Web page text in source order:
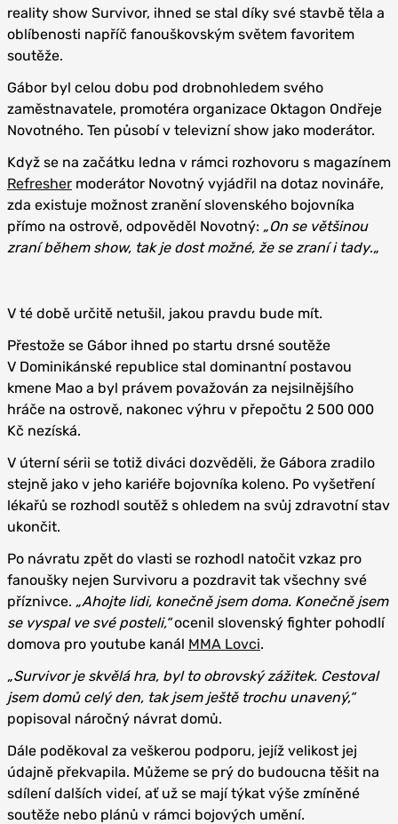
reality show Survivor, ihned se stal díky své stavbě těla a
oblíbenosti napříč fanouškovským světem favoritem
soutěže.
Gábor byl celou dobu pod drobnohledem svého
zaměstnavatele, promotéra organizace Oktagon Ondřeje
Novotného. Ten působí v televizní show jako moderátor.
Když se na začátku ledna v rámci rozhovoru s magazínem
Refresher moderátor Novotný vyjádřil na dotaz novináře,
zda existuje možnost zranění slovenského bojovníka
přímo na ostrově, odpověděl Novotný: „On se většinou
zraní během show, tak je dost možné, že se zraní i tady.„
V té době určitě netušil, jakou pravdu bude mít.
Přestože se Gábor ihned po startu drsné soutěže
V Dominikánské republice stal dominantní postavou
kmene Mao a byl právem považován za nejsilnějšího
hráče na ostrově, nakonec výhru v přepočtu 2 500 000
Kč nezíská.
V úterní sérii se totiž diváci dozvěděli, že Gábora zradilo
stejně jako v jeho kariéře bojovníka koleno. Po vyšetření
lékařů se rozhodl soutěž s ohledem na svůj zdravotní stav
ukončit.
Po návratu zpět do vlasti se rozhodl natočit vzkaz pro
fanoušky nejen Survivoru a pozdravit tak všechny své
příznivce. „Ahojte lidi, konečně jsem doma. Konečně jsem
se vyspal ve své posteli,“ocenil slovenský fighter pohodlí
domova pro youtube kanál MMA Lovci.
„Survivor je skvělá hra, byl to obrovský zážitek. Cestoval
jsem domů celý den, tak jsem ještě trochu unavený,“
popisoval náročný návrat domů.
Dále poděkoval za veškerou podporu, jejíž velikost jej
údajně překvapila. Můžeme se prý do budoucna těšit na
sdílení dalších videí, ať už se mají týkat výše zmíněné
soutěže nebo plánů v rámci bojových umění.